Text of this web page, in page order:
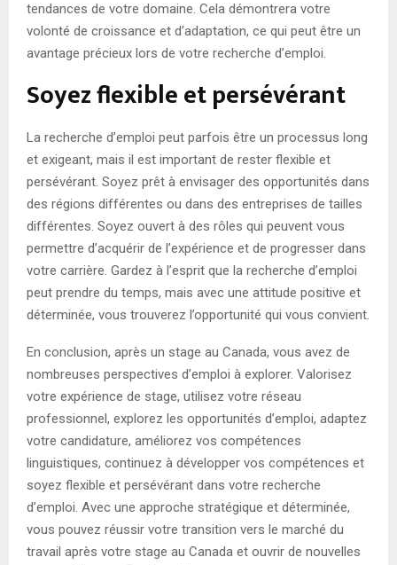
tendances de votre domaine. Cela démontrera votre
volonté de croissance et d’adaptation, ce qui peut être un
avantage précieux lors de votre recherche d’emploi.
Soyez flexible et persévérant
La recherche d’emploi peut parfois être un processus long
et exigeant, mais il est important de rester flexible et
persévérant. Soyez prêt à envisager des opportunités dans
des régions différentes ou dans des entreprises de tailles
différentes. Soyez ouvert à des rôles qui peuvent vous
permettre d’acquérir de l’expérience et de progresser dans
votre carrière. Gardez à l’esprit que la recherche d’emploi
peut prendre du temps, mais avec une attitude positive et
déterminée, vous trouverez l’opportunité qui vous convient.
En conclusion, après un stage au Canada, vous avez de
nombreuses perspectives d’emploi à explorer. Valorisez
votre expérience de stage, utilisez votre réseau
professionnel, explorez les opportunités d’emploi, adaptez
votre candidature, améliorez vos compétences
linguistiques, continuez à développer vos compétences et
soyez flexible et persévérant dans votre recherche
d’emploi. Avec une approche stratégique et déterminée,
vous pouvez réussir votre transition vers le marché du
travail après votre stage au Canada et ouvrir de nouvelles